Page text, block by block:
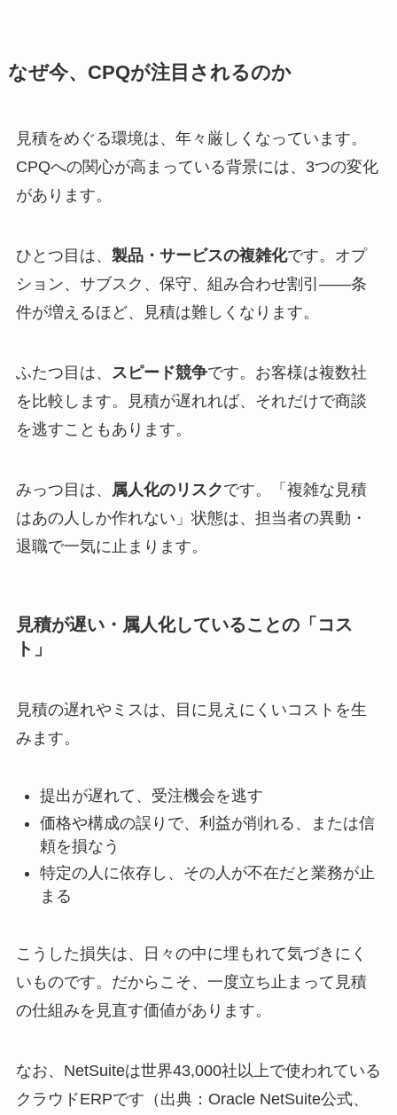
なぜ今、CPQが注目されるのか
見積をめぐる環境は、年々厳しくなっています。
CPQへの関心が高まっている背景には、3つの変化
があります。
ひとつ目は、 製品・サービスの複雑化です。オプ
ション、サブスク、保守、組み合わせ割引——条
件が増えるほど、見積は難しくなります。
ふたつ目は、 スピード競争です。お客様は複数社
を比較します。見積が遅れれば、それだけで商談
を逃すこともあります。
みっつ目は、 属人化のリスクです。「複雑な見積
はあの人しか作れない」状態は、担当者の異動・
退職で一気に止まります。
見積が遅い・属人化していることの「コス
ト」
見積の遅れやミスは、目に見えにくいコストを生
みます。
提出が遅れて、受注機会を逃す
価格や構成の誤りで、利益が削れる、または信
頼を損なう
特定の人に依存し、その人が不在だと業務が止
まる
こうした損失は、日々の中に埋もれて気づきにく
いものです。だからこそ、一度立ち止まって見積
の仕組みを見直す価値があります。
なお、NetSuiteは世界43,000社以上で使われている
クラウドERPです（出典：Oracle NetSuite公式、